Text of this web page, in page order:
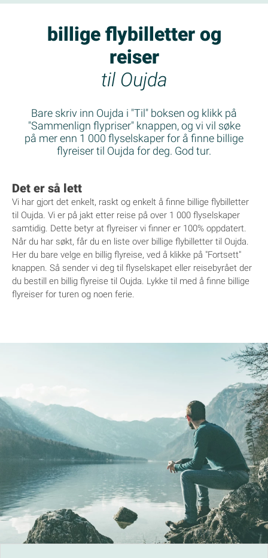
billige flybilletter og
reiser
til Oujda
Bare skriv inn Oujda i "Til" boksen og klikk på
"Sammenlign flypriser" knappen, og vi vil søke
på mer enn 1 000 flyselskaper for å finne billige
flyreiser til Oujda for deg. God tur.
Det er så lett
Vi har gjort det enkelt, raskt og enkelt å finne billige flybilletter
til Oujda. Vi er på jakt etter reise på over 1 000 flyselskaper
samtidig. Dette betyr at flyreiser vi finner er 100% oppdatert.
Når du har søkt, får du en liste over billige flybilletter til Oujda.
Her du bare velge en billig flyreise, ved å klikke på "Fortsett"
knappen. Så sender vi deg til flyselskapet eller reisebyrået der
du bestill en billig flyreise til Oujda. Lykke til med å finne billige
flyreiser for turen og noen ferie.